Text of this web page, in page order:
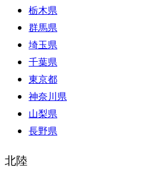
栃木県
群馬県
埼玉県
千葉県
東京都
神奈川県
山梨県
長野県
北陸